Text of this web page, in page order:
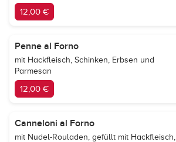
12,00 €
Penne al Forno
mit Hackfleisch, Schinken, Erbsen und
Parmesan
12,00 €
Canneloni al Forno
mit Nudel-Rouladen, gefüllt mit Hackfleisch,